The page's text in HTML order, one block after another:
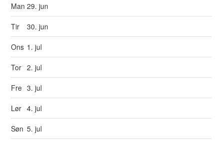
Man29. jun
Tir 30. jun
Ons 1. jul
Tor 2. jul
Fre 3. jul
Lør 4. jul
Søn 5. jul